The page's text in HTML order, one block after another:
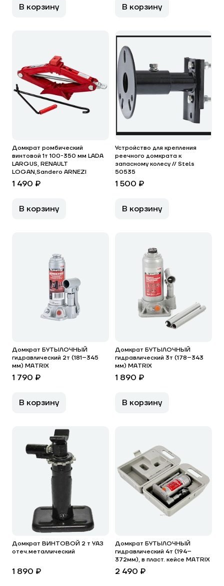
В корзину В корзину
Домкрат ромбический
винтовой 1т 100-350 мм LADA
LARGUS, RENAULT
LOGAN,Sandero ARNEZI
1 490 ₽
В корзину
Устройство для крепления
реечного домкрата к
запасному колесу // Stels
50535
1 500 ₽
В корзину
Домкрат БУТЫЛОЧНЫЙ
гидравлический 2т (181–345
мм) MATRIX
1 790 ₽
В корзину
Домкрат БУТЫЛОЧНЫЙ
гидравлический 3т (178–343
мм) MATRIX
1 890 ₽
В корзину
Домкрат ВИНТОВОЙ 2 т УАЗ
отеч.металлический
1 890 ₽
Домкрат БУТЫЛОЧНЫЙ
гидравлический 4т (194–
372мм), в пласт. кейсе MATRIX
2 490 ₽